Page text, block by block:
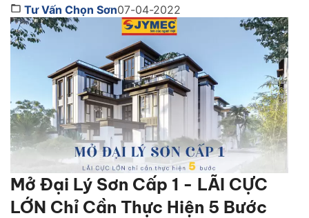
quan tâm. Cùng Sơn JYMEC tìm hiểu những lời
khuyên hữu ích qua bài viêt dưới đây nhé! Sơn tốt
nhất hiện […]
Tư Vấn Chọn Sơn07-04-2022
Mở Đại Lý Sơn Cấp 1 - LÃI CỰC
LỚN Chỉ Cần Thực Hiện 5 Bước